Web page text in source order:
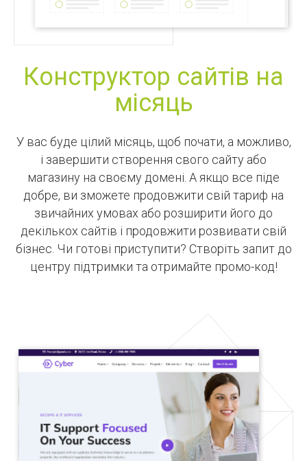
Конструктор сайтів на
місяць
У вас буде цілий місяць, щоб почати, а можливо,
і завершити створення свого сайту або
магазину на своєму домені. А якщо все піде
добре, ви зможете продовжити свій тариф на
звичайних умовах або розширити його до
декількох сайтів і продовжити розвивати свій
бізнес. Чи готові приступити? Створіть запит до
центру підтримки та отримайте промо-код!